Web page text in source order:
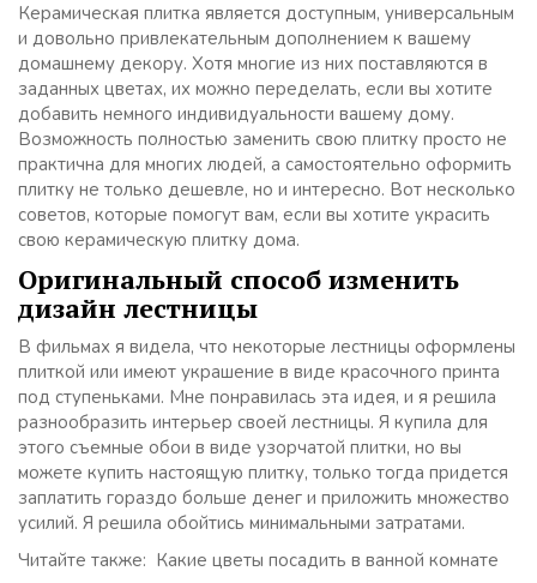
Керамическая плитка является доступным, универсальным
и довольно привлекательным дополнением к вашему
домашнему декору. Хотя многие из них поставляются в
заданных цветах, их можно переделать, если вы хотите
добавить немного индивидуальности вашему дому.
Возможность полностью заменить свою плитку просто не
практична для многих людей, а самостоятельно оформить
плитку не только дешевле, но и интересно. Вот несколько
советов, которые помогут вам, если вы хотите украсить
свою керамическую плитку дома.
Оригинальный способ изменить
дизайн лестницы
В фильмах я видела, что некоторые лестницы оформлены
плиткой или имеют украшение в виде красочного принта
под ступеньками. Мне понравилась эта идея, и я решила
разнообразить интерьер своей лестницы. Я купила для
этого съемные обои в виде узорчатой плитки, но вы
можете купить настоящую плитку, только тогда придется
заплатить гораздо больше денег и приложить множество
усилий. Я решила обойтись минимальными затратами.
Читайте также: Какие цветы посадить в ванной комнате